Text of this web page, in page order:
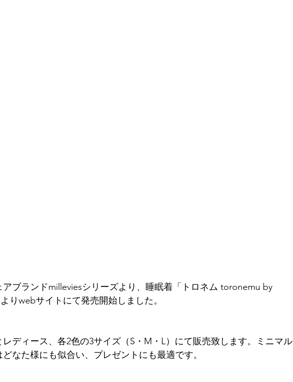
アブランドmilleviesシリーズより、睡眠着「トロネム toronemu by
りwebサイトにて発売開始しました。
ディース、各2色の3サイズ（S・M・L）にて販売致します。ミニマル
なた様にも似合い、プレゼントにも最適です。